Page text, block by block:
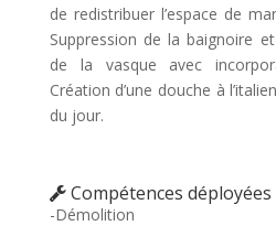
de redistribuer l’espace de
Suppression de la baignoire
de la vasque avec
Création d’une douche à
du jour.
Compétences déployées
-Démolition